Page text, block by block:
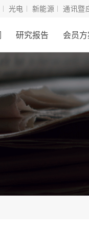
光电 新能源 通讯暨
研究报告 会员方